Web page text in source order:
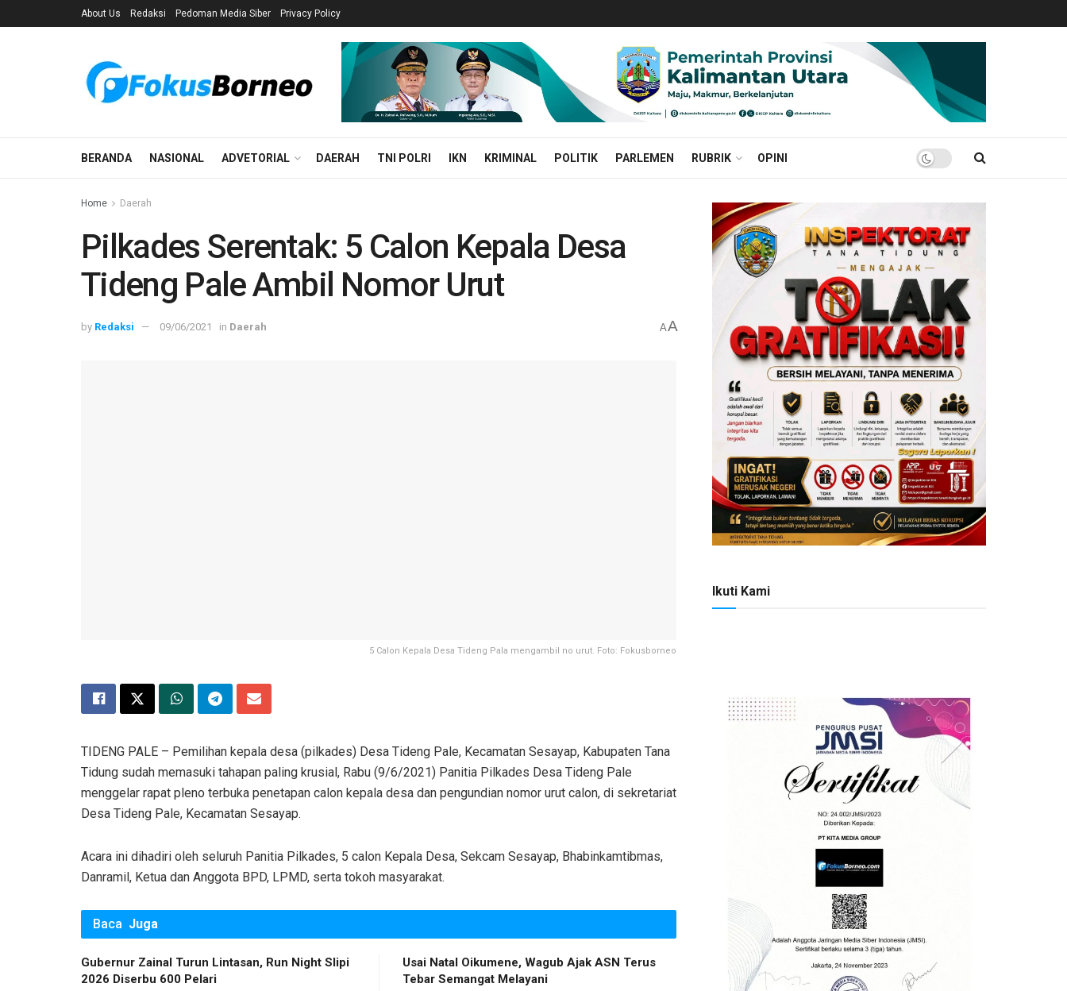
About Us Redaksi Pedoman Media Siber Privacy Policy
BERANDA NASIONAL ADVETORIAL DAERAH TNI POLRI IKN KRIMINAL POLITIK PARLEMEN RUBRIK OPINI
Home Daerah
Pilkades Serentak: 5 Calon Kepala Desa
Tideng Pale Ambil Nomor Urut
by Redaksi 09/06/2021 in Daerah AA
5 Calon Kepala Desa Tideng Pala mengambil no urut. Foto: Fokusborneo
TIDENG PALE – Pemilihan kepala desa (pilkades) Desa Tideng Pale, Kecamatan Sesayap, Kabupaten Tana
Tidung sudah memasuki tahapan paling krusial, Rabu (9/6/2021) Panitia Pilkades Desa Tideng Pale
menggelar rapat pleno terbuka penetapan calon kepala desa dan pengundian nomor urut calon, di sekretariat
Desa Tideng Pale, Kecamatan Sesayap.
Acara ini dihadiri oleh seluruh Panitia Pilkades, 5 calon Kepala Desa, Sekcam Sesayap, Bhabinkamtibmas,
Danramil, Ketua dan Anggota BPD, LPMD, serta tokoh masyarakat.
Baca Juga
Gubernur Zainal Turun Lintasan, Run Night Slipi
2026 Diserbu 600 Pelari
Usai Natal Oikumene, Wagub Ajak ASN Terus
Tebar Semangat Melayani
Ikuti Kami